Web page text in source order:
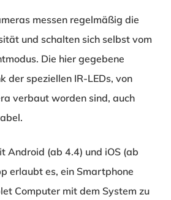
messen regelmäßig die
und schalten sich selbst vom
Die hier gegebene
der speziellen IR-LEDs, von
verbaut worden sind, auch
Android (ab 4.4) und iOS (ab
erlaubt es, ein Smartphone
Computer mit dem System zu